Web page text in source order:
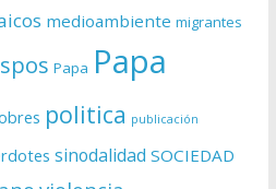
medioambiente migrantes
Papa Papa
politica publicación
sinodalidad SOCIEDAD